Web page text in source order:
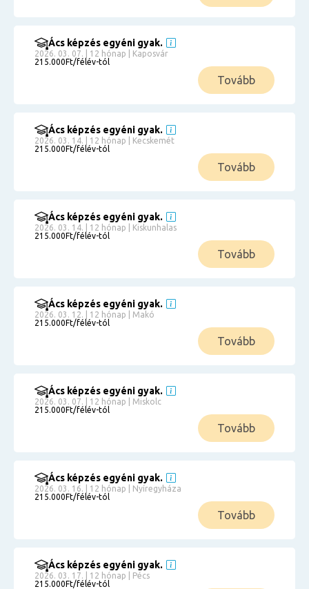
Ács képzés egyéni gyak.
2026. 03. 07. | 12 hónap | Kaposvár
215.000Ft/félév-tól
Tovább
Ács képzés egyéni gyak.
2026. 03. 14. | 12 hónap | Kecskemét
215.000Ft/félév-tól
Tovább
Ács képzés egyéni gyak.
2026. 03. 14. | 12 hónap | Kiskunhalas
215.000Ft/félév-tól
Tovább
Ács képzés egyéni gyak.
2026. 03. 12. | 12 hónap | Makó
215.000Ft/félév-tól
Tovább
Ács képzés egyéni gyak.
2026. 03. 07. | 12 hónap | Miskolc
215.000Ft/félév-tól
Tovább
Ács képzés egyéni gyak.
2026. 03. 16. | 12 hónap | Nyíregyháza
215.000Ft/félév-tól
Tovább
Ács képzés egyéni gyak.
2026. 03. 17. | 12 hónap | Pécs
215.000Ft/félév-tól